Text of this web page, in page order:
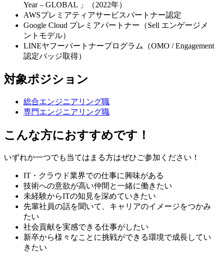
Year – GLOBAL 」（2022年）
AWSプレミアティアサービスパートナー認定
Google Cloud プレミアパートナー（Sell エンゲージメ
ントモデル）
LINEヤフーパートナープログラム（OMO / Engagement
認定バッジ取得）
対象ポジション
総合エンジニアリング職
専門エンジニアリング職
こんな方におすすめです！
いずれか一つでも当てはまる方はぜひご参加ください！
IT・クラウド業界での仕事に興味がある
技術への意欲が高い仲間と一緒に働きたい
未経験からITの知見を深めていきたい
先輩社員の話を聞いて、キャリアのイメージをつかみ
たい
社会貢献を実感できる仕事がしたい
新卒から様々なことに挑戦ができる環境で成長してい
きたい